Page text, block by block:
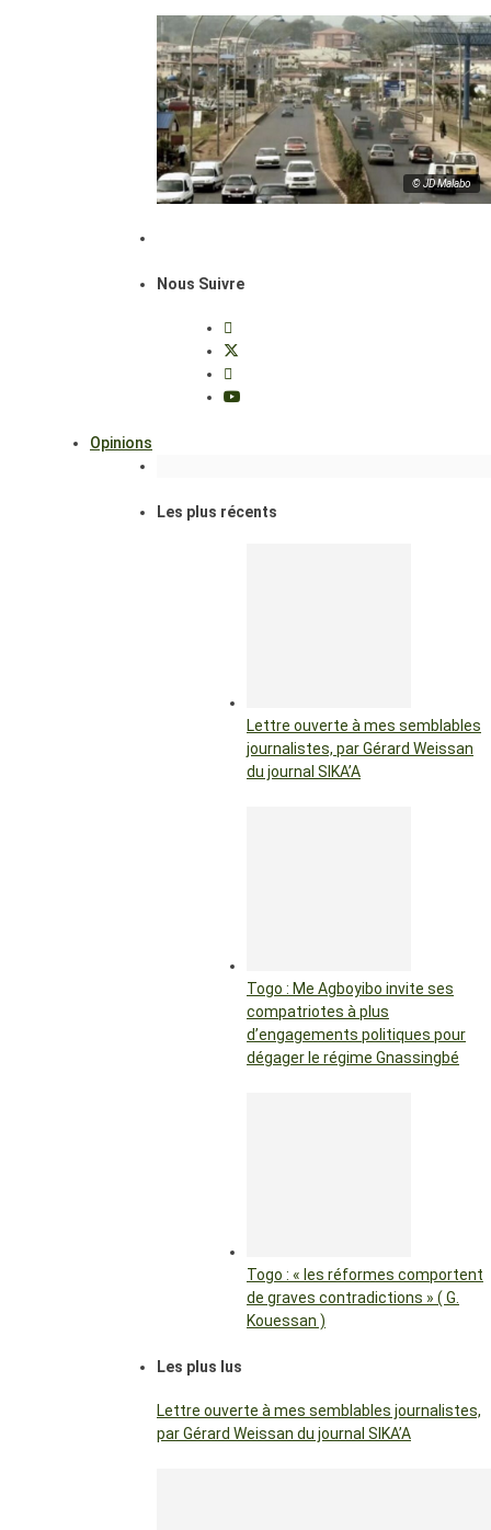
© JD Malabo
Nous Suivre
Opinions
Les plus récents
Lettre ouverte à mes semblables
journalistes, par Gérard Weissan
du journal SIKA’A
Togo : Me Agboyibo invite ses
compatriotes à plus
d’engagements politiques pour
dégager le régime Gnassingbé
Togo : « les réformes comportent
de graves contradictions » ( G.
Kouessan )
Les plus lus
Lettre ouverte à mes semblables journalistes,
par Gérard Weissan du journal SIKA’A